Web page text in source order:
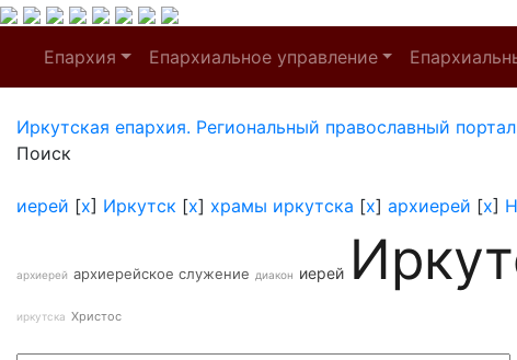
Епархия Епархиальное управление
Иркутская епархия. Региональный православный портал
Поиск
иерей [x] Иркутск [x] храмы иркутска [x] архиерей [x]
архиерей архиерейское служение диакон иерей
иркутска Христос